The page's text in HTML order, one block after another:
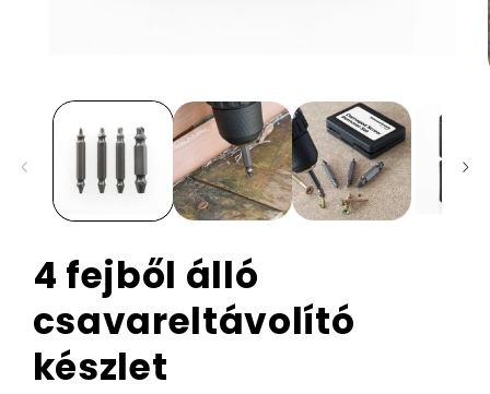
4 fejből álló
csavareltávolító
készlet